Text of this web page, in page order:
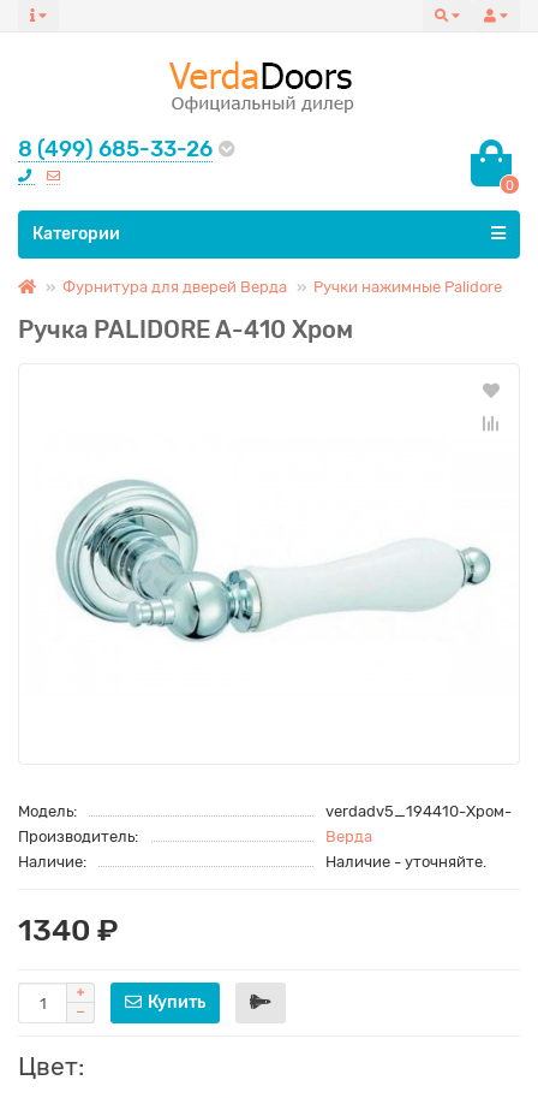
8 (499) 685-33-26
0
Все категории
Категории
Фурнитура для дверей Верда Ручки нажимные Palidore
Ручка PALIDORE A-410 Хром
Модель:
verdadv5_194410-Хром-
Производитель:
Верда
Наличие:
Наличие - уточняйте.
1340 ₽
Купить
Цвет: